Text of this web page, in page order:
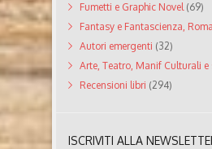
Fumetti e Graphic Novel(69)
Fantasy e Fantascienza,
Autori emergenti (32)
Arte, Teatro, Manif Culturali
Recensioni libri (294)
ISCRIVITI ALLA